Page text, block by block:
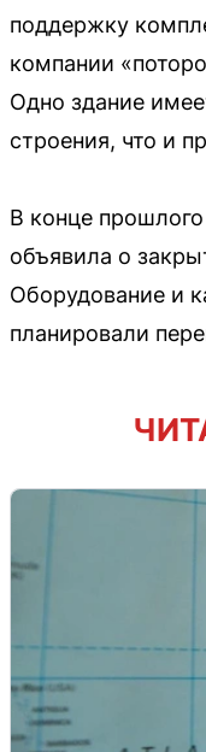
поддержку
компании
Одно здание
строения, что и
В конце
объявила о
Оборудование и
планировали